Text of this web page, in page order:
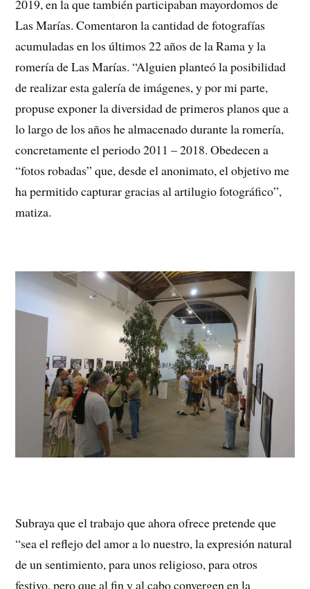
2019, en la que también participaban mayordomos de
Las Marías. Comentaron la cantidad de fotografías
acumuladas en los últimos 22 años de la Rama y la
romería de Las Marías. “Alguien planteó la posibilidad
de realizar esta galería de imágenes, y por mi parte,
propuse exponer la diversidad de primeros planos que a
lo largo de los años he almacenado durante la romería,
concretamente el periodo 2011 – 2018. Obedecen a
“fotos robadas” que, desde el anonimato, el objetivo me
ha permitido capturar gracias al artilugio fotográfico”,
matiza.
Subraya que el trabajo que ahora ofrece pretende que
“sea el reflejo del amor a lo nuestro, la expresión natural
de un sentimiento, para unos religioso, para otros
festivo, pero que al fin y al cabo convergen en la